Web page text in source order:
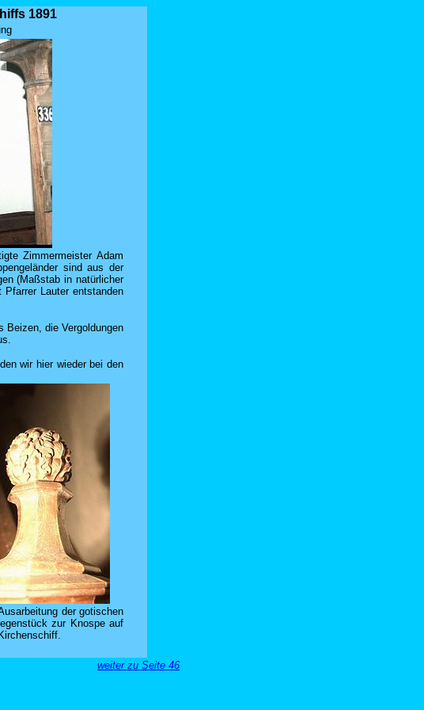
1891
Zimmermeister Adam
sind aus der
(Maßstab in natürlicher
Lauter entstanden
Beizen, die Vergoldungen
wir hier wieder bei den
der gotischen
zur Knospe auf
weiter zu Seite 46